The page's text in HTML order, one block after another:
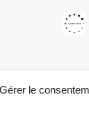
Gérer le